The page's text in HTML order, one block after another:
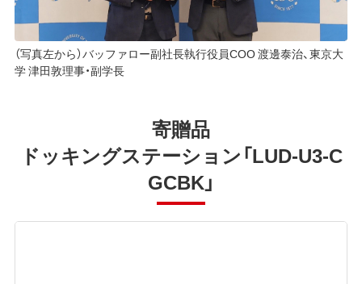
（写真左から）バッファロー副社長執行役員COO 渡邊泰治、東京大
学 津田敦理事・副学長
寄贈品
ドッキングステーション「LUD-U3-C
GCBK」